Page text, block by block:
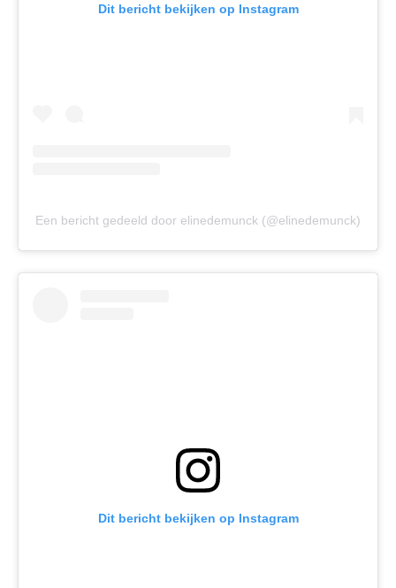
Dit bericht bekijken op Instagram
Een bericht gedeeld door elinedemunck (@elinedemunck)
Dit bericht bekijken op Instagram